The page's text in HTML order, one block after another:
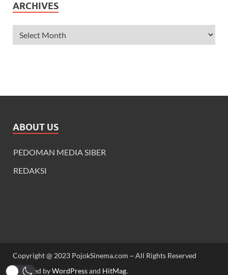
ARCHIVES
ABOUT US
PEDOMAN MEDIA SIBER
REDAKSI
Copyright @ 2023 PojokSinema.com ~ All Rights Reserved
Powered byWordPressand HitMag.